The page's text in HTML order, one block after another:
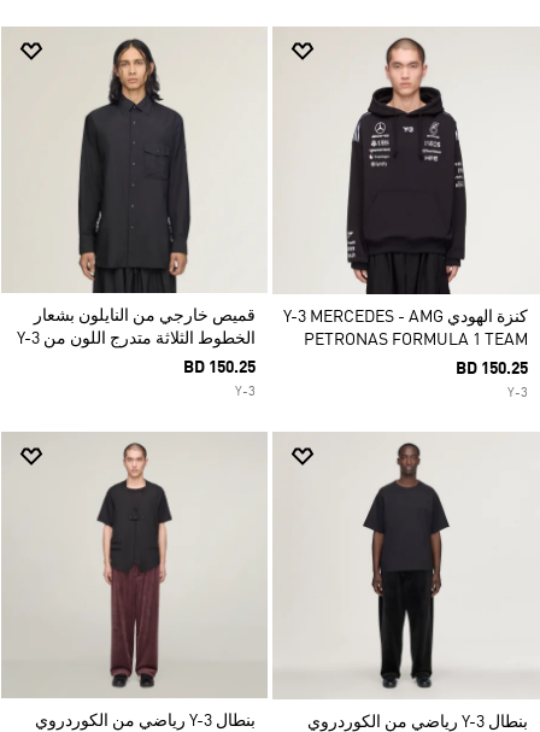
كنزة الهودي Y-3 MERCEDES - AMG
PETRONAS FORMULA 1 TEAM
BD 150.25
Y-3
قميص خارجي من النايلون بشعار
الخطوط الثلاثة متدرج اللون من Y-3
BD 150.25
Y-3
بنطال Y-3 رياضي من الكوردروي
بنطال Y-3 رياضي من الكوردروي